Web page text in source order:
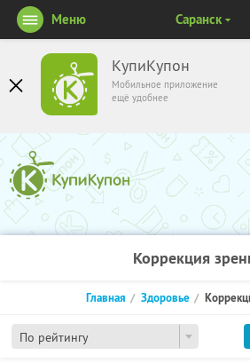
КупиКупон
Мобильное приложение
ещё удобнее
Меню Саранск
Коррекция
По рейтингу
Главная Здоровье